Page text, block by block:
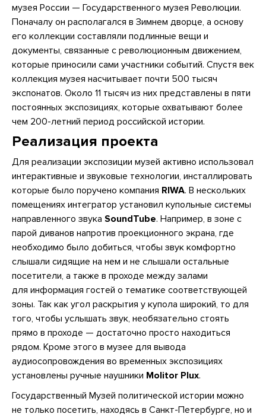
музея России — Государственного музея Революции.
Поначалу он располагался в Зимнем дворце, а основу
его коллекции составляли подлинные вещи и
документы, связанные с революционным движением,
которые приносили сами участники событий. Спустя век
коллекция музея насчитывает почти 500 тысяч
экспонатов. Около 11 тысяч из них представлены в пяти
постоянных экспозициях, которые охватывают более
чем 200-летний период российской истории.
Реализация проекта
Для реализации экспозиции музей активно использовал
интерактивные и звуковые технологии, инсталлировать
которые было поручено компания RIWA. В нескольких
помещениях интегратор установил купольные системы
направленного звука SoundTube. Например, в зоне с
парой диванов напротив проекционного экрана, где
необходимо было добиться, чтобы звук комфортно
слышали сидящие на нем и не слышали остальные
посетители, а также в проходе между залами
для информация гостей о тематике соответствующей
зоны. Так как угол раскрытия у купола широкий, то для
того, чтобы услышать звук, необязательно стоять
прямо в проходе — достаточно просто находиться
рядом. Кроме этого в музее для вывода
аудиосопровождения во временных экспозициях
установлены ручные наушники Molitor Plux.
Государственный Музей политической истории можно
не только посетить, находясь в Санкт-Петербурге, но и